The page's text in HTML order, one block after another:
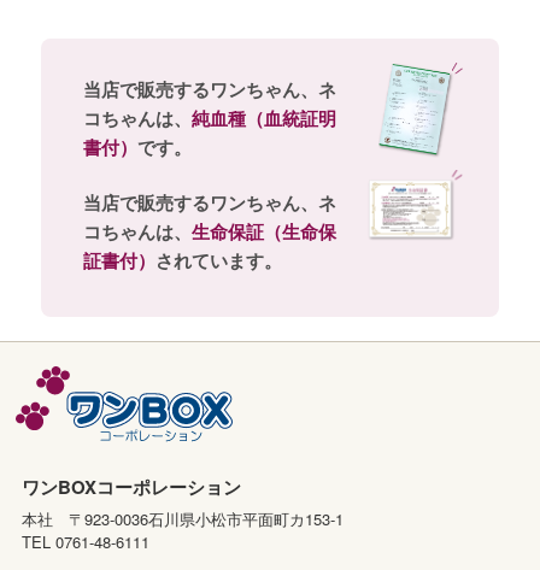
当店で販売するワンちゃん、ネ
コちゃんは、純血種（血統証明
書付）です。
当店で販売するワンちゃん、ネ
コちゃんは、生命保証（生命保
証書付） されています。
ワンBOXコーポレーション
本社 〒923-0036石川県小松市平面町カ153-1
TEL 0761-48-6111